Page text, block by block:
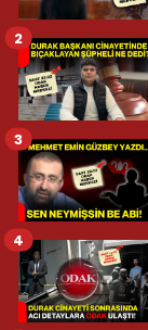
2
3
4